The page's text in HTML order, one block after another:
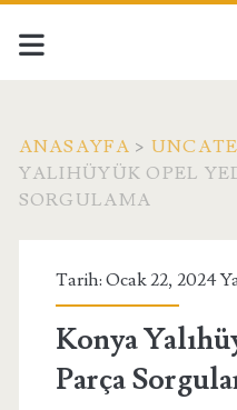
ANASAYFA >
YALIHÜYÜK OPEL
SORGULAMA
Tarih: Ocak 22, 2024
Konya
Parça